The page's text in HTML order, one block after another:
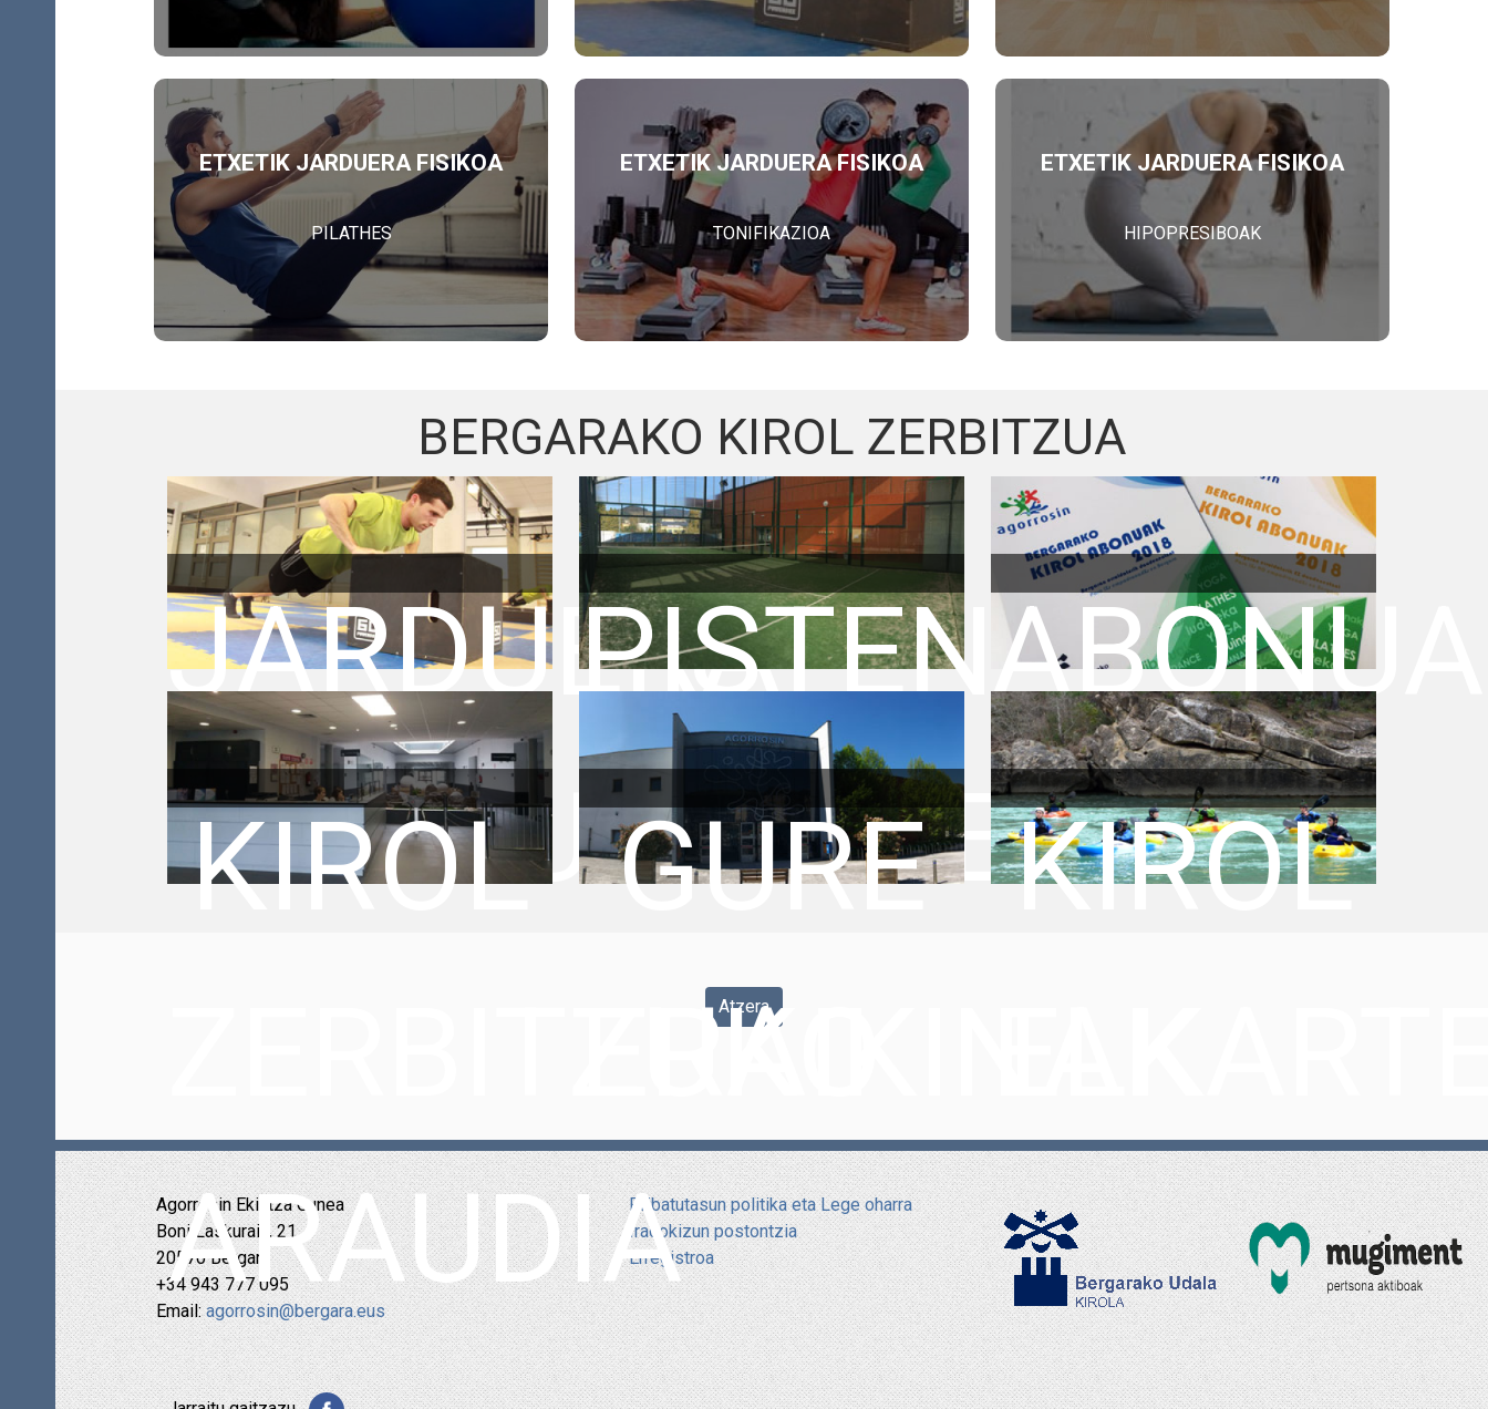
ETXETIK JARDUERA FISIKOA
PILATHES
ETXETIK JARDUERA FISIKOA
TONIFIKAZIOA
ETXETIK JARDUERA FISIKOA
HIPOPRESIBOAK
BERGARAKO KIROL ZERBITZUA
JARDUERA
GIDATUAK
PISTEN
ERRESERBA
KIROL
ZERBITZUKO
ARAUDIA
GURE
ERAIKINAK
KIROL
Atzera
Agorrosin Ekintza Gunea
Boni Laskurain, 21
20570 Bergara
+34 943 777 095
Email:agorrosin@bergara.eus
Pribatutasun politika eta Lege oharra
Iradokizun postontzia
Erregistroa